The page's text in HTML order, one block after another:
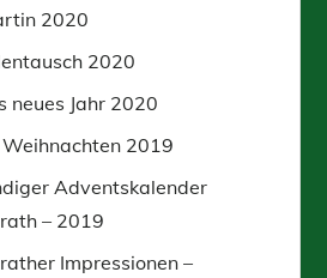
2020
2020
neues Jahr 2020
Weihnachten 2019
Adventskalender
– 2019
Impressionen –